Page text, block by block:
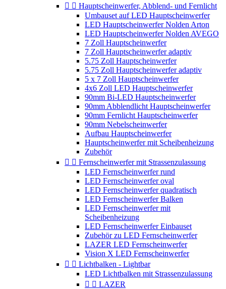
  Hauptscheinwerfer, Abblend- und Fernlicht
Umbauset auf LED Hauptscheinwerfer
LED Hauptscheinwerfer Nolden Arton
LED Hauptscheinwerfer Nolden AVEGO
7 Zoll Hauptscheinwerfer
7 Zoll Hauptscheinwerfer adaptiv
5.75 Zoll Hauptscheinwerfer
5.75 Zoll Hauptscheinwerfer adaptiv
5 x 7 Zoll Hauptscheinwerfer
4x6 Zoll LED Hauptscheinwerfer
90mm Bi-LED Hauptscheinwerfer
90mm Abblendlicht Hauptscheinwerfer
90mm Fernlicht Hauptscheinwerfer
90mm Nebelscheinwerfer
Aufbau Hauptscheinwerfer
Hauptscheinwerfer mit Scheibenheizung
Zubehör
  Fernscheinwerfer mit Strassenzulassung
LED Fernscheinwerfer rund
LED Fernscheinwerfer oval
LED Fernscheinwerfer quadratisch
LED Fernscheinwerfer Balken
LED Fernscheinwerfer mit
Scheibenheizung
LED Fernscheinwerfer Einbauset
Zubehör zu LED Fernscheinwerfer
LAZER LED Fernscheinwerfer
Vision X LED Fernscheinwerfer
  Lichtbalken - Lightbar
LED Lichtbalken mit Strassenzulassung
  LAZER